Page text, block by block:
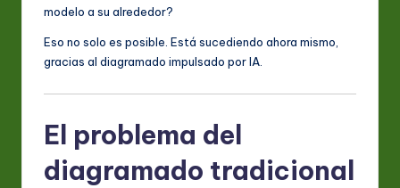
in
A
&
modelo a su alrededor?
Eso no solo es posible. Está sucediendo ahora mismo,
gracias al diagramado impulsado por IA.
El problema del
diagramado tradicional